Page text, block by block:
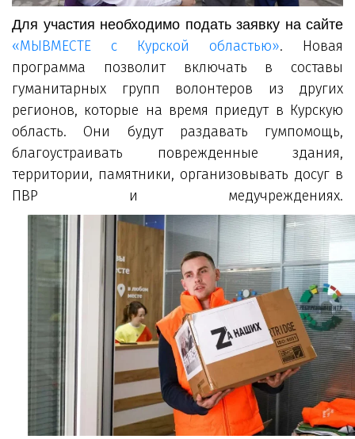
Для участия необходимо подать заявку на сайте
«МЫВМЕСТЕ с Курской областью». Новая
программа позволит включать в составы
гуманитарных групп волонтеров из других
регионов, которые на время приедут в Курскую
область. Они будут раздавать гумпомощь,
благоустраивать поврежденные здания,
территории, памятники, организовывать досуг в
ПВР и медучреждениях.